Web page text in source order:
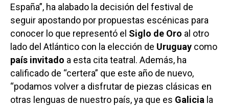
España”, ha alabado la decisión del festival de
seguir apostando por propuestas escénicas para
conocer lo que representó el Siglo de Oro al otro
lado del Atlántico con la elección de Uruguay como
país invitado a esta cita teatral. Además, ha
calificado de “certera” que este año de nuevo,
“podamos volver a disfrutar de piezas clásicas en
otras lenguas de nuestro país, ya que es Galicia la